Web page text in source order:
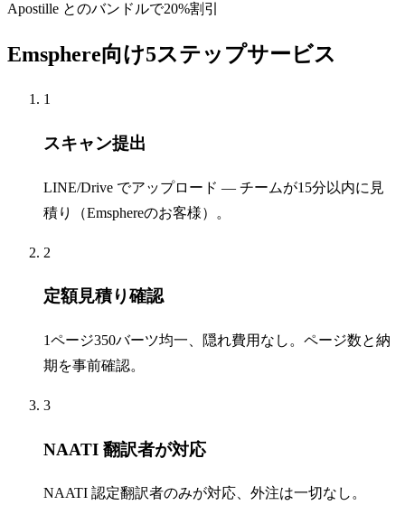
Apostille とのバンドルで20%割引
Emsphere向け5ステップサービス
1
スキャン提出
LINE/Drive でアップロード — チームが15分以内に見
積り（Emsphereのお客様）。
2
定額見積り確認
1ページ350バーツ均一、隠れ費用なし。ページ数と納
期を事前確認。
3
NAATI 翻訳者が対応
NAATI 認定翻訳者のみが対応、外注は一切なし。